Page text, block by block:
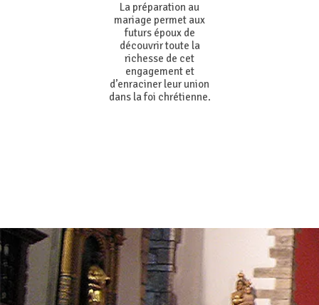
La préparation au
mariage permet aux
futurs époux de
découvrir toute la
richesse de cet
engagement et
d’enraciner leur union
dans la foi chrétienne.